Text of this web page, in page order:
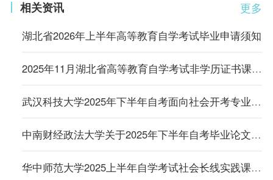
更多
相关资讯
湖北省2026年上半年高等教育自学考试毕业申请须知
2025年11月湖北省高等教育自学考试非学历证书课程免考办理须知
武汉科技大学2025年下半年自考面向社会开考专业实践性环节考核工作安排
中南财经政法大学关于2025年下半年自考毕业论文和实践课程考核报名通知
华中师范大学2025上半年自学考试社会长线实践课报考及确认的通知